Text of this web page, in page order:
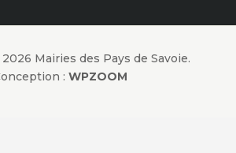
Mairies des Pays de Savoie.
: WPZOOM